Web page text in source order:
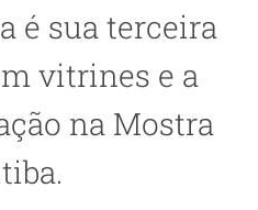
é sua terceira
vitrines e a
na Mostra